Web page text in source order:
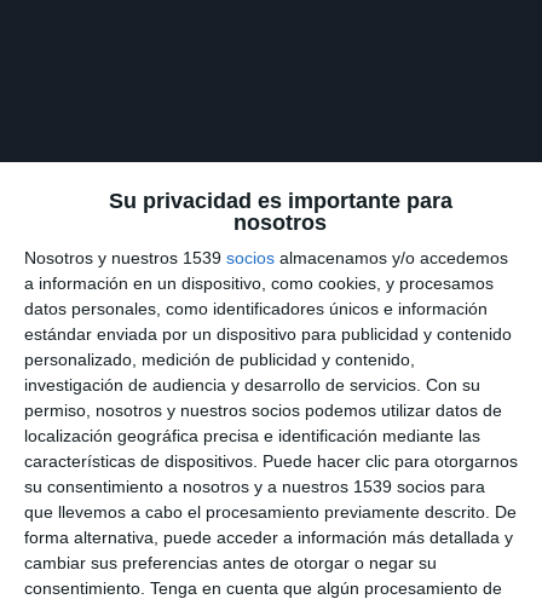
Su privacidad es importante para
nosotros
Nosotros y nuestros 1539 socios almacenamos y/o accedemos
a información en un dispositivo, como cookies, y procesamos
datos personales, como identificadores únicos e información
estándar enviada por un dispositivo para publicidad y contenido
personalizado, medición de publicidad y contenido,
investigación de audiencia y desarrollo de servicios. Con su
permiso, nosotros y nuestros socios podemos utilizar datos de
localización geográfica precisa e identificación mediante las
características de dispositivos. Puede hacer clic para otorgarnos
su consentimiento a nosotros y a nuestros 1539 socios para
que llevemos a cabo el procesamiento previamente descrito. De
forma alternativa, puede acceder a información más detallada y
cambiar sus preferencias antes de otorgar o negar su
consentimiento. Tenga en cuenta que algún procesamiento de
Actualiza tu suscripción para ver este video y tener acceso a
todo el contenido Premium sin publicidad.